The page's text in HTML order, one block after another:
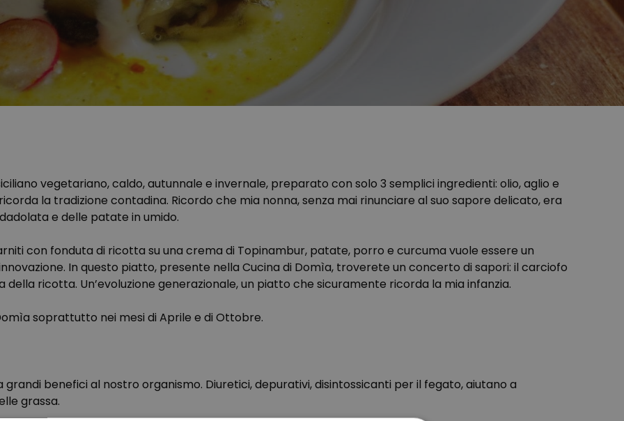
vegetariano, caldo, autunnale e invernale, preparato con solo 3 semplici ingredienti: olio, aglio e
la tradizione contadina. Ricordo che mia nonna, senza mai rinunciare al suo sapore delicato, era
e delle patate in umido.
con fonduta di ricotta su una crema di Topinambur, patate, porro e curcuma vuole essere un
In questo piatto, presente nella Cucina di Domìa, troverete un concerto di sapori: il carciofo
ricotta. Un’evoluzione generazionale, un piatto che sicuramente ricorda la mia infanzia.
soprattutto nei mesi di Aprile e di Ottobre.
benefici al nostro organismo. Diuretici, depurativi, disintossicanti per il fegato, aiutano a
grassa.